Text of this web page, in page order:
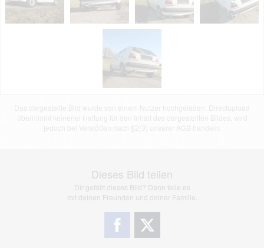
Dieses Bild teilen
Dir gefällt dieses Bild? Dann teile es
mit deinen Freunden und deiner Familie.